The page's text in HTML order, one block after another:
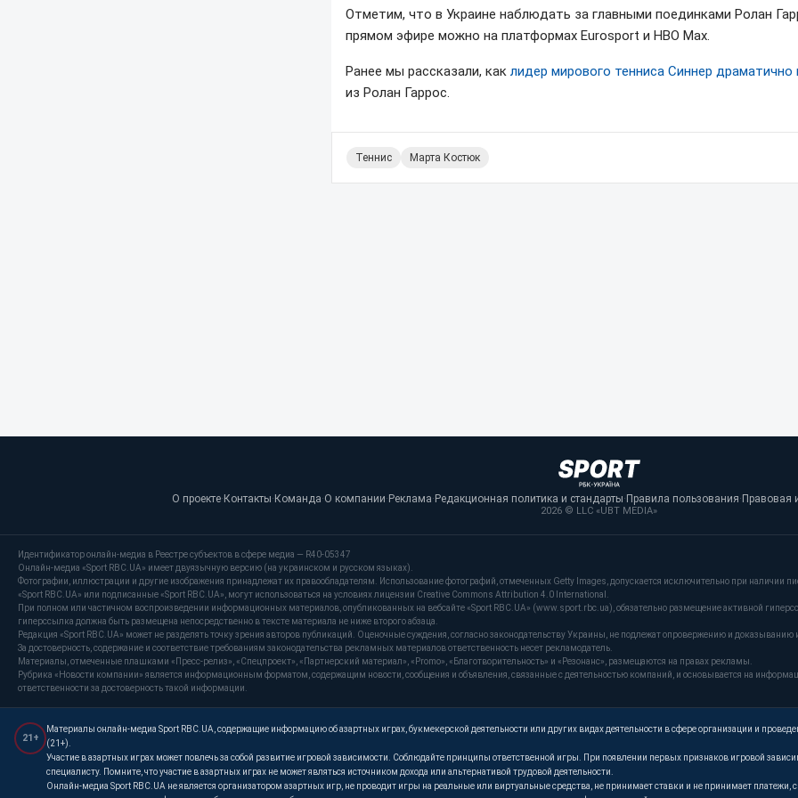
Отметим, что в Украине наблюдать за главными поединками Ролан
прямом эфире можно на платформах Eurosport и HBO Max.
Ранее мы рассказали, как лидер мирового тенниса Синнер драматично
из Ролан Гаррос.
Теннис Марта Костюк
О проекте· Контакты· Команда·О компании· Реклама· Редакционная политика и стандарты· Правила пользования· Правовая
2026 © LLC «UBT MEDIA»
Идентификатор онлайн-медиа в Реестре субъектов в сфере медиа — R40-05347
Онлайн-медиа «Sport RBC.UA» имеет двуязычную версию (на украинском и русском языках).
Фотографии, иллюстрации и другие изображения принадлежат их правообладателям. Использование фотографий, отмеченных Getty Images, допускается исключительно при наличии
«Sport RBC.UA» или подписанные «Sport RBC.UA», могут использоваться на условиях лицензии Creative Commons Attribution 4.0 International.
При полном или частичном воспроизведении информационных материалов, опубликованных на вебсайте «Sport RBC.UA» (www.sport.rbc.ua), обязательно размещение активной
гиперссылка должна быть размещена непосредственно в тексте материала не ниже второго абзаца.
Редакция «Sport RBC.UA» может не разделять точку зрения авторов публикаций. Оценочные суждения, согласно законодательству Украины, не подлежат опровержению и доказыванию
За достоверность, содержание и соответствие требованиям законодательства рекламных материалов ответственность несет рекламодатель.
Материалы, отмеченные плашками «Пресс-релиз», «Спецпроект», «Партнерский материал», «Promo», «Благотворительность» и «Резонанс», размещаются на правах рекламы.
Рубрика «Новости компании» является информационным форматом, содержащим новости, сообщения и объявления, связанные с деятельностью компаний, и основывается на
ответственности за достоверность такой информации.
21+
Материалы онлайн-медиа Sport RBC.UA, содержащие информацию об азартных играх, букмекерской деятельности или других видах деятельности в сфере организации и
(21+).
Участие в азартных играх может повлечь за собой развитие игровой зависимости. Соблюдайте принципы ответственной игры. При появлении первых признаков игровой
специалисту. Помните, что участие в азартных играх не может являться источником дохода или альтернативой трудовой деятельности.
Онлайн-медиа Sport RBC.UA не является организатором азартных игр, не проводит игры на реальные или виртуальные средства, не принимает ставки и не принимает